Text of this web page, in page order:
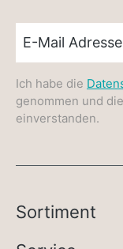
Ich habe die
genommen und die
einverstanden.
Sortiment